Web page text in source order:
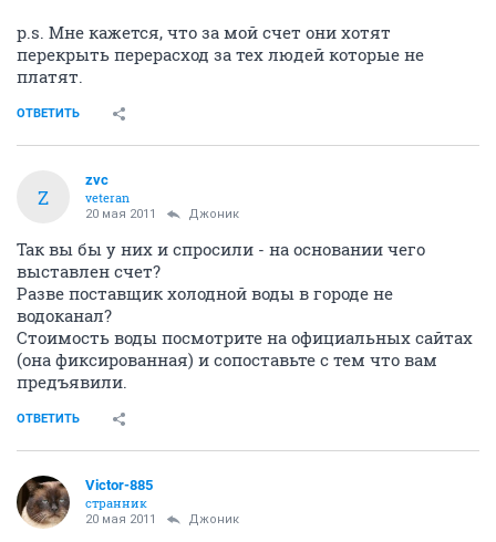
p.s. Мне кажется, что за мой счет они хотят
перекрыть перерасход за тех людей которые не
платят.
ОТВЕТИТЬ
Z
zvc
veteran
20 мая 2011 Джоник
Так вы бы у них и спросили - на основании чего
выставлен счет?
Разве поставщик холодной воды в городе не
водоканал?
Стоимость воды посмотрите на официальных сайтах
(она фиксированная) и сопоставьте с тем что вам
предъявили.
ОТВЕТИТЬ
Victor-885
странник
20 мая 2011 Джоник